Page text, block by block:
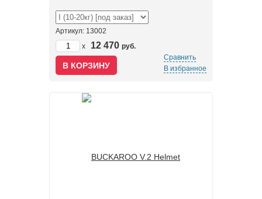
Артикул: 13002
x
12 470 руб.
Сравнить
В избранное